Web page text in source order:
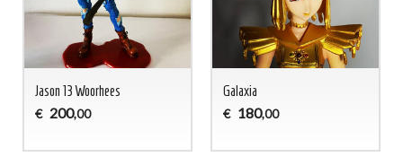
Jason 13 Woorhees
€ 200,00
Galaxia
€ 180,00